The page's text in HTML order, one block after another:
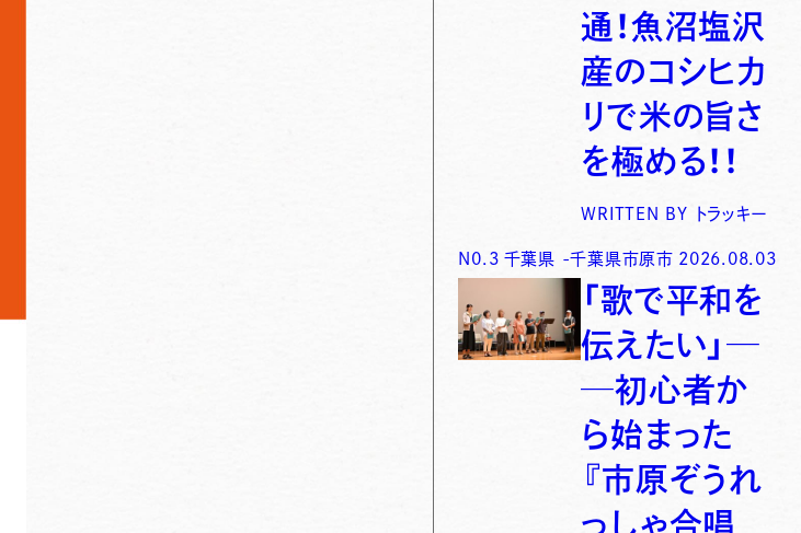
通！魚沼塩沢
産のコシヒカ
リで米の旨さ
を極める！！
WRITTEN BY トラッキー
N0. 3 千葉県 -千葉県市原市 2026.08.03
「歌で平和を
伝えたい」─
─初心者か
ら始まった
『市原ぞうれ
っしゃ合唱